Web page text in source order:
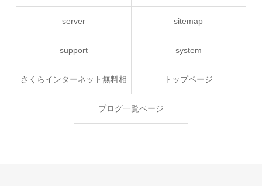
server sitemap
support system
さくらインターネット無料相 トップページ
ブログ一覧ページ